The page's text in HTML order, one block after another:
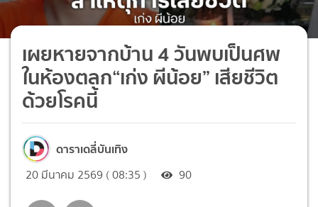
เผยหายจากบ้าน 4 วันพบเป็นศพ
ในห้องตลก“เก่ง ผีน้อย” เสียชีวิต
ด้วยโรคนี้
ดาราเดลี่บันเทิง
20 มีนาคม 2569 ( 08:35 ) 90